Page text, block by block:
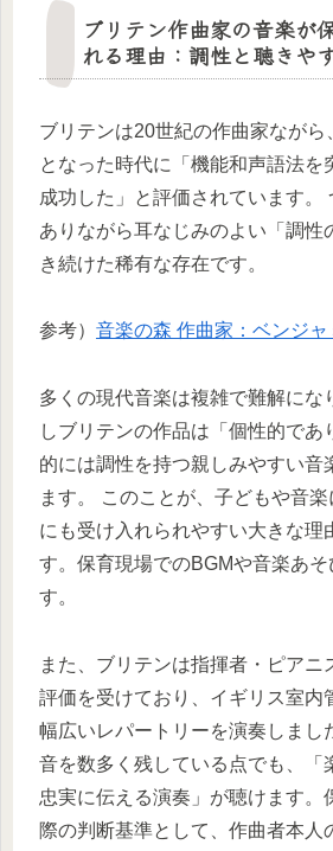
ブリテン作曲家の音楽が
れる理由：調性と聴きや
ブリテンは20世紀の作曲家ながら
となった時代に「機能和声語法を
成功した」と評価されています。
ありながら耳なじみのよい「調性
き続けた稀有な存在です。
参考） 音楽の森 作曲家：ベンジ
多くの現代音楽は複雑で難解にな
しブリテンの作品は「個性的であ
的には調性を持つ親しみやすい音
ます。 このことが、子どもや音
にも受け入れられやすい大きな理
す。保育現場でのBGMや音楽あそ
す。
また、ブリテンは指揮者・ピアニ
評価を受けており、イギリス室内
幅広いレパートリーを演奏しまし
音を数多く残している点でも、「
忠実に伝える演奏」が聴けます。
際の判断基準として、作曲者本人